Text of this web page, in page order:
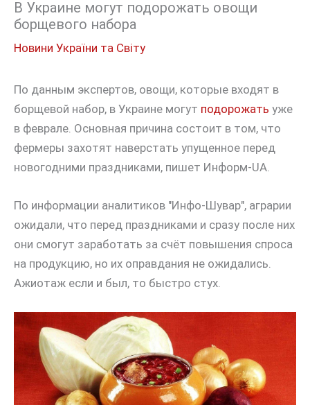
В Украине могут подорожать овощи
борщевого набора
Новини України та Світу
По данным экспертов, овощи, которые входят в
борщевой набор, в Украине могут подорожать уже
в феврале. Основная причина состоит в том, что
фермеры захотят наверстать упущенное перед
новогодними праздниками, пишет Информ-UA.
По информации аналитиков "Инфо-Шувар", аграрии
ожидали, что перед праздниками и сразу после них
они смогут заработать за счёт повышения спроса
на продукцию, но их оправдания не ожидались.
Ажиотаж если и был, то быстро стух.